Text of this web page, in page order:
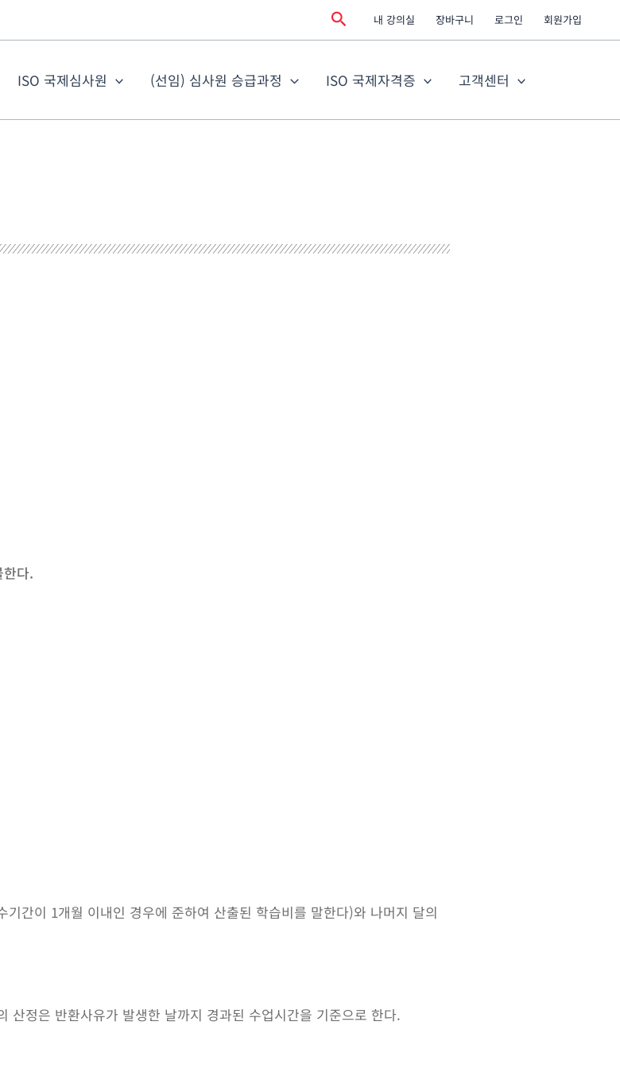
검
색
내 강의실 장바구니 로그인 회원가입
ISO 국제심사원 (선임) 심사원 승급과정 ISO 국제자격증 고객센터
다.
간이 1개월 이내인 경우에 준하여 산출된 학습비를 말한다)와 나머지 달의
정은 반환사유가 발생한 날까지 경과된 수업시간을 기준으로 한다.